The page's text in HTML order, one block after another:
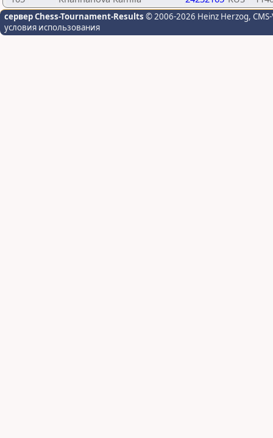
сервер Chess-Tournament-Results © 2006-2026 Heinz Herzog,
условия использования